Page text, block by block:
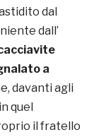
dal
dall’
a
davanti agli
quel
il fratello